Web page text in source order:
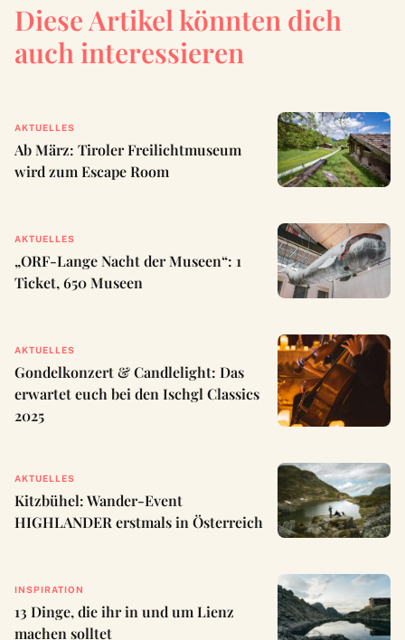
Diese Artikel könnten dich
auch interessieren
AKTUELLES
Ab März: Tiroler Freilichtmuseum
wird zum Escape Room
AKTUELLES
„ORF-Lange Nacht der Museen“: 1
Ticket, 650 Museen
AKTUELLES
Gondelkonzert & Candlelight: Das
erwartet euch bei den Ischgl Classics
2025
AKTUELLES
Kitzbühel: Wander-Event
HIGHLANDER erstmals in Österreich
INSPIRATION
13 Dinge, die ihr in und um Lienz
machen solltet